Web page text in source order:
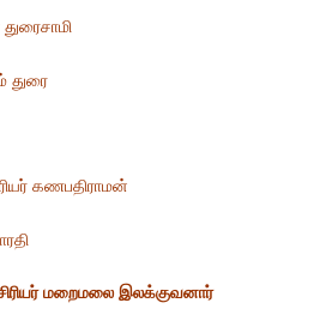
துரை
கணபதிராமன்
மறைமலை இலக்குவனார்